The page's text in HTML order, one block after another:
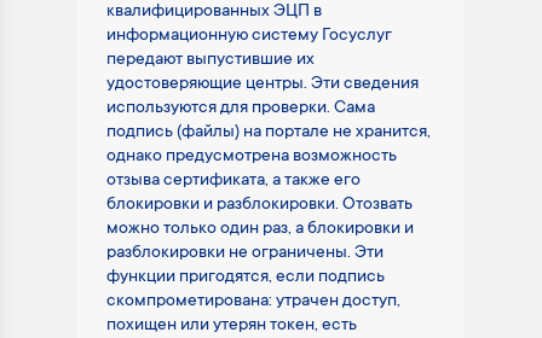
квалифицированных ЭЦП в
информационную систему Госуслуг
передают выпустившие их
удостоверяющие центры. Эти сведения
используются для проверки. Сама
подпись (файлы) на портале не хранится,
однако предусмотрена возможность
отзыва сертификата, а также его
блокировки и разблокировки. Отозвать
можно только один раз, а блокировки и
разблокировки не ограничены. Эти
функции пригодятся, если подпись
скомпрометирована: утрачен доступ,
похищен или утерян токен, есть